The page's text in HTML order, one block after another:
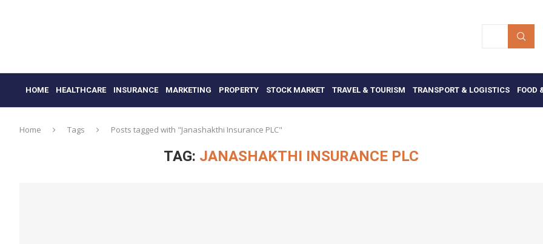
HOME HEALTHCARE INSURANCE MARKETING PROPERTY STOCK MARKET TRAVEL & TOURISM TRANSPORT & LOGISTICS FOOD
Home Tags Posts tagged with "Janashakthi Insurance PLC"
TAG: JANASHAKTHI INSURANCE PLC